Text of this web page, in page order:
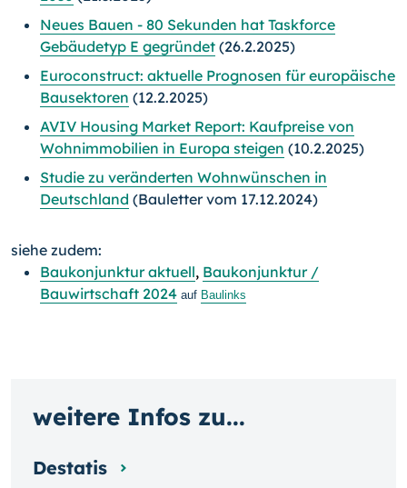
Neues Bauen - 80 Sekunden hat Taskforce
Gebäudetyp E gegründet (26.2.2025)
Euroconstruct: aktuelle Prognosen für europäische
Bausektoren (12.2.2025)
AVIV Housing Market Report: Kaufpreise von
Wohnimmobilien in Europa steigen (10.2.2025)
Studie zu veränderten Wohnwünschen in
Deutschland (Bauletter vom 17.12.2024)
siehe zudem:
Baukonjunktur aktuell, Baukonjunktur /
Bauwirtschaft 2024 auf Baulinks
weitere Infos zu...
Destatis